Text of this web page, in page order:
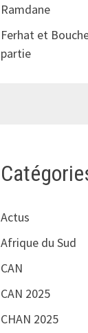
Ramdane
Ferhat et
partie
Actus
Afrique du Sud
CAN
CAN 2025
CHAN 2025